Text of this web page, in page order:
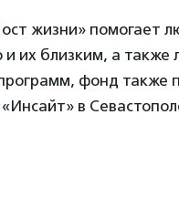
жизни» помогает
и их близким, а
фонд также
в